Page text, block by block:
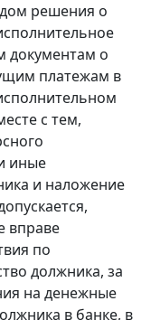
решения о
документам о
платежам в
с тем,
иные
и наложение
вправе
по
должника, за
на денежные
в банке, в